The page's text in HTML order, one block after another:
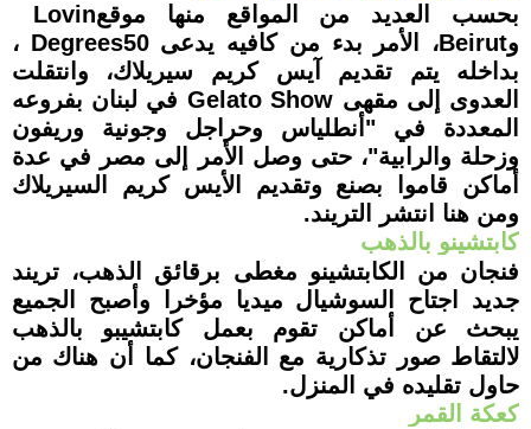
بحسب العديد من المواقع منها موقعLovin
وBeirut، الأمر بدء من كافيه يدعى 50 Degrees،
بداخله يتم تقديم آيس كريم سيريلاك، وانتقلت
العدوى إلى مقهى Gelato Show في لبنان بفروعه
المعددة في "أنطلياس وحراجل وجونية وريفون
وزحلة والرابية"، حتى وصل الأمر إلى مصر في عدة
أماكن قاموا بصنع وتقديم الأيس كريم السيريلاك
ومن هنا انتشر التريند.
كابتشينو بالذهب
فنجان من الكابتشينو مغطى برقائق الذهب، تريند
جديد اجتاح السوشيال ميديا مؤخرا وأصبح الجميع
يبحث عن أماكن تقوم بعمل كابتشيبو بالذهب
لالتقاط صور تذكارية مع الفنجان، كما أن هناك من
حاول تقليده في المنزل.
كعكة القمر